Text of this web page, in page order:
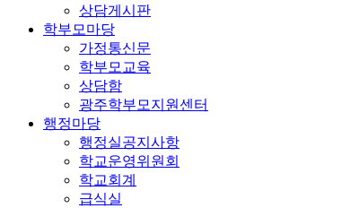
상담게시판
학부모마당
가정통신문
학부모교육
상담함
광주학부모지원센터
행정마당
행정실공지사항
학교운영위원회
학교회계
급식실